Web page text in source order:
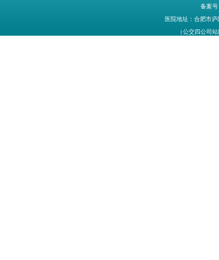
备案号
医院地址：合肥市
（公交四公司